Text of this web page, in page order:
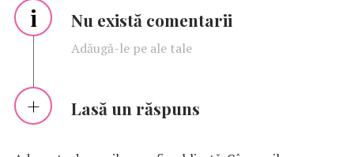
i Nu există comentarii
Adăugă-le pe ale tale
Lasă un răspuns